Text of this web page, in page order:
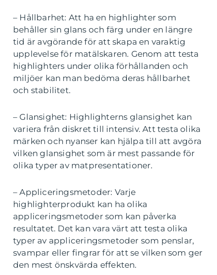
– Hållbarhet: Att ha en highlighter som
behåller sin glans och färg under en längre
tid är avgörande för att skapa en varaktig
upplevelse för matälskaren. Genom att testa
highlighters under olika förhållanden och
miljöer kan man bedöma deras hållbarhet
och stabilitet.
– Glansighet: Highlighterns glansighet kan
variera från diskret till intensiv. Att testa olika
märken och nyanser kan hjälpa till att avgöra
vilken glansighet som är mest passande för
olika typer av matpresentationer.
– Appliceringsmetoder: Varje
highlighterprodukt kan ha olika
appliceringsmetoder som kan påverka
resultatet. Det kan vara värt att testa olika
typer av appliceringsmetoder som penslar,
svampar eller fingrar för att se vilken som ger
den mest önskvärda effekten.